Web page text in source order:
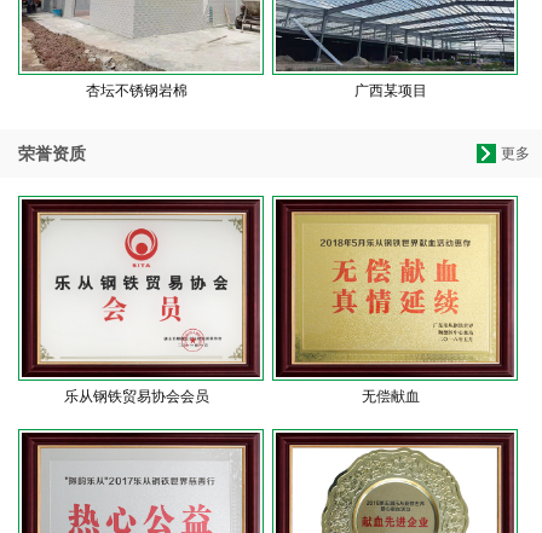
杏坛不锈钢岩棉 广西某项目
更多
荣誉资质
乐从钢铁贸易协会会员 无偿献血